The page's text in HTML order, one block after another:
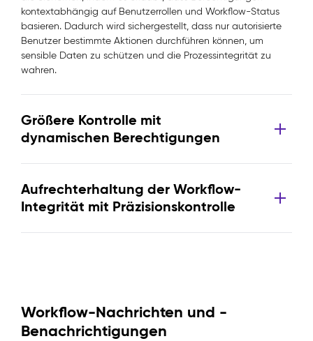
kontextabhängig auf Benutzerrollen und Workflow-Status
basieren. Dadurch wird sichergestellt, dass nur autorisierte
Benutzer bestimmte Aktionen durchführen können, um
sensible Daten zu schützen und die Prozessintegrität zu
wahren.
Größere Kontrolle mit
dynamischen Berechtigungen
Aufrechterhaltung der Workflow-
Integrität mit Präzisionskontrolle
Workflow-Nachrichten und -
Benachrichtigungen